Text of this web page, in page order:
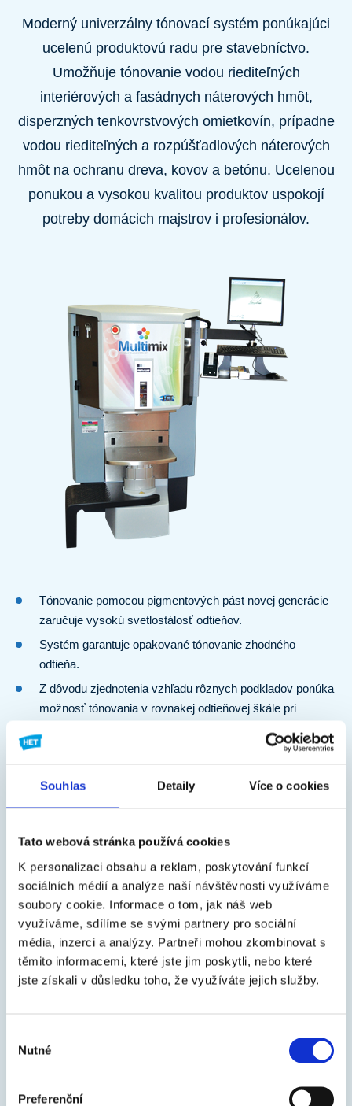
Souhlas Detaily Více o cookies
Tato webová stránka používá cookies
K personalizaci obsahu a reklam, poskytování funkcí
sociálních médií a analýze naší návštěvnosti využíváme
soubory cookie. Informace o tom, jak náš web
využíváme, sdílíme se svými partnery pro sociální
média, inzerci a analýzy. Partneři mohou zkombinovat s
těmito informacemi, které jste jim poskytli, nebo které
jste získali v důsledku toho, že využíváte jejich služby.
souhlasu
Nutné
Preferenční
Moderný univerzálny tónovací systém ponúkajúci
ucelenú produktovú radu pre stavebníctvo.
Umožňuje tónovanie vodou riediteľných
interiérových a fasádnych náterových hmôt,
disperzných tenkovrstvových omietkovín, prípadne
vodou riediteľných a rozpúšťadlových náterových
hmôt na ochranu dreva, kovov a betónu. Ucelenou
ponukou a vysokou kvalitou produktov uspokojí
potreby domácich majstrov i profesionálov.
Tónovanie pomocou pigmentových pást novej generácie
zaručuje vysokú svetlostálosť odtieňov.
Systém garantuje opakované tónovanie zhodného
odtieňa.
Z dôvodu zjednotenia vzhľadu rôznych podkladov ponúka
možnosť tónovania v rovnakej odtieňovej škále pri
podkladov, napríklad pri omietkach a kovových či
Umožňuje výber zo širokej škály niekoľko tisíc odtieňov.
Ponuka vzorkovníc na tónovanie je pravidelne
Ďalšie odtiene je možné vyreceptovať a pripraviť na
Ponúka miešanie na počkanie pomocou najmodernejších
tónovacích strojov.
Tónovanie na tónovacích miestach u vybraných
špecializovaných predajcov stavebných a náterových